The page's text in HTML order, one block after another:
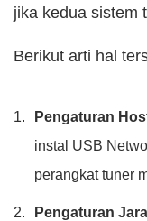
jika kedua sistem
Berikut arti hal
Pengaturan
instal USB
perangkat tuner
Pengaturan